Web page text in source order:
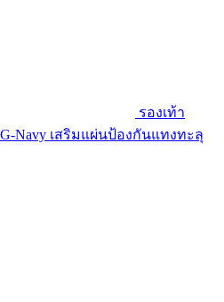
รองเท้า
Navy เสริมแผ่นป้องกันแทงทะลุ